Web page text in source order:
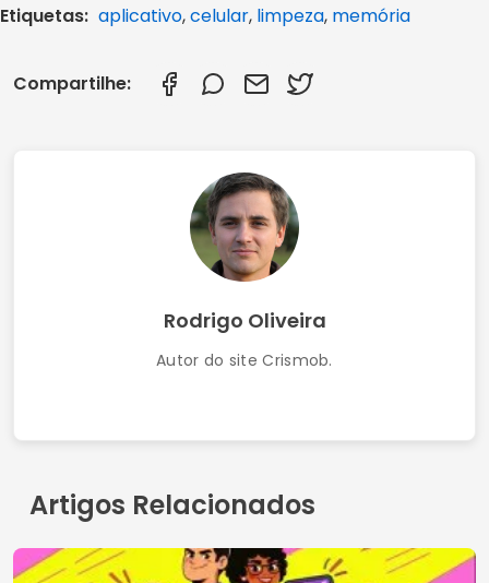
Aplicativo gratuito de relacionamento católico
Melhores Aplicativos Gratuitos de Tradução
com Recurso de IA